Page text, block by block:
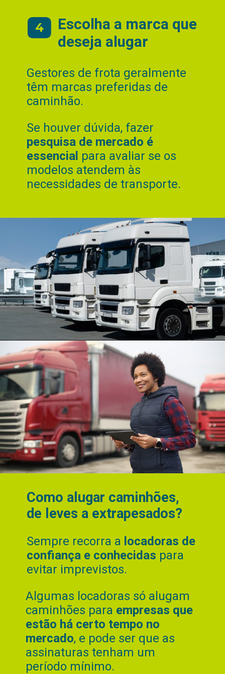
Gestores de frota geralmente
têm marcas preferidas de
caminhão.
Escolha a marca que
deseja alugar
4
Se houver dúvida, fazer
pesquisa de mercado é
essencial para avaliar se os
modelos atendem às
necessidades de transporte.
Sempre recorra a locadoras de
confiança e conhecidas para
evitar imprevistos.
Como alugar caminhões,
de leves a extrapesados?
Algumas locadoras só alugam
caminhões para empresas que
estão há certo tempo no
mercado, e pode ser que as
assinaturas tenham um
período mínimo.